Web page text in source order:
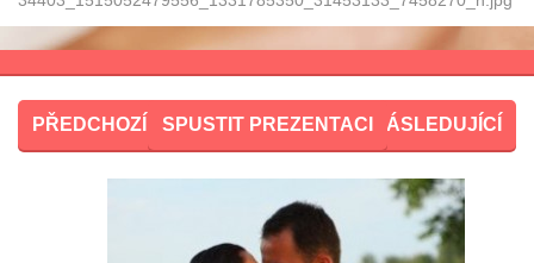
PŘEDCHOZÍ SPUSTIT PREZENTACI NÁSLEDUJÍCÍ